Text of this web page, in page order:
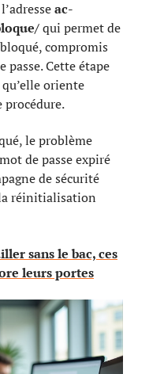
ac-
qui permet de
compromis
passe. Cette étape
oriente
le problème
de passe expiré
de sécurité
la réinitialisation
sans le bac, ces
leurs portes